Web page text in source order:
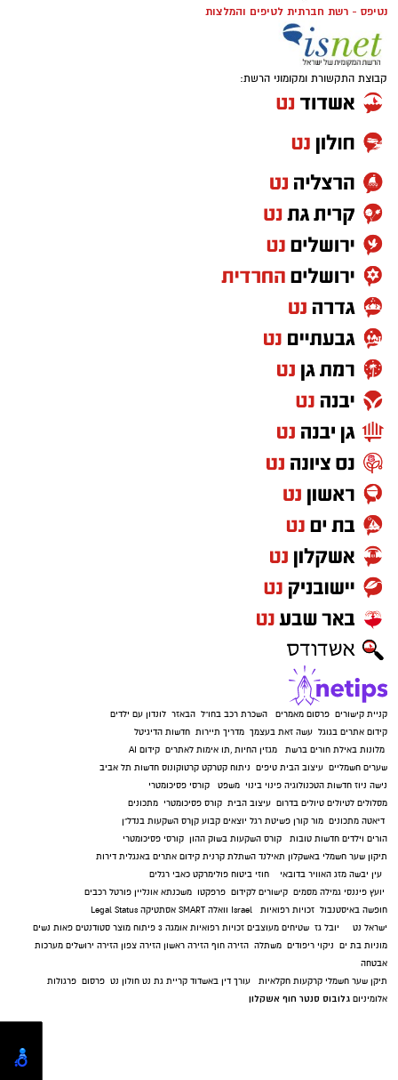
נטיפס - רשת חברתית לטיפים והמלצות
קבוצת התקשורת ומקומוני הרשת:
קניית קישורים פרסום מאמרים השכרת רכב בחו"ל הבאזר לונדון עם ילדים
קידום אתרים בגוגל עשה זאת בעצמך מדריך תיירות חדשות הדיגיטל
מלונות באילת חורים ברשת מגזין החיות ,תו אימות לאתרים קידום AI
שערים חשמליים עיצוב הבית טיפים ניתוח קטרקט קרטוקונוס חדשות תל אביב
נישה ניוז חדשות הטכנולוגיה פינוי בינוי משפט
קורסי פסיכומטרי
מסלולים לטיולים טיולים בדרום עיצוב הבית קורס פסיכומטרי מתכונים
דיאטה מתכונים מור קורן פשיטת רגל יוצאים קבוע קןרס השקעות בנדל"ן
הורים וילדים חדשות טובות קורס השקעות בשוק ההון קורסי פסיכומטרי
תיקון שער חשמלי באשקלון תאילנד השתלת קרנית קידום אתרים באנגלית דירות
עין יבשה מזג האוויר בדובאי חוזי ביטוח פולימרקט כאבי רגלים
יועץ פיננסי גמילה מסמים קישורים לקידום פרפקטו משכנתא אונליין פורטל רכבים
חופשה באיסטנבול זכויות רפואיות Israel וואלה SMART אסתטיקה Legal Status
ישראל נט
יובל גז שטיחים מעוצבים זכויות רפואיות אומגה 3 פיתוח מוצר סטודנטים פאות נשים
מוניות בת ים ניקוי ריפודים משתלה הזירה חוף הזירה ראשון הזירה צפון הזירה ירושלים מערכות
אבטחה
תיקן שער חשמלי קרקעות חקלאיות עורך דין באשדוד קריית גת נט חולון נט פרסום פרגולות
אלומיניום גלובוס סנטר חוף אשקלון